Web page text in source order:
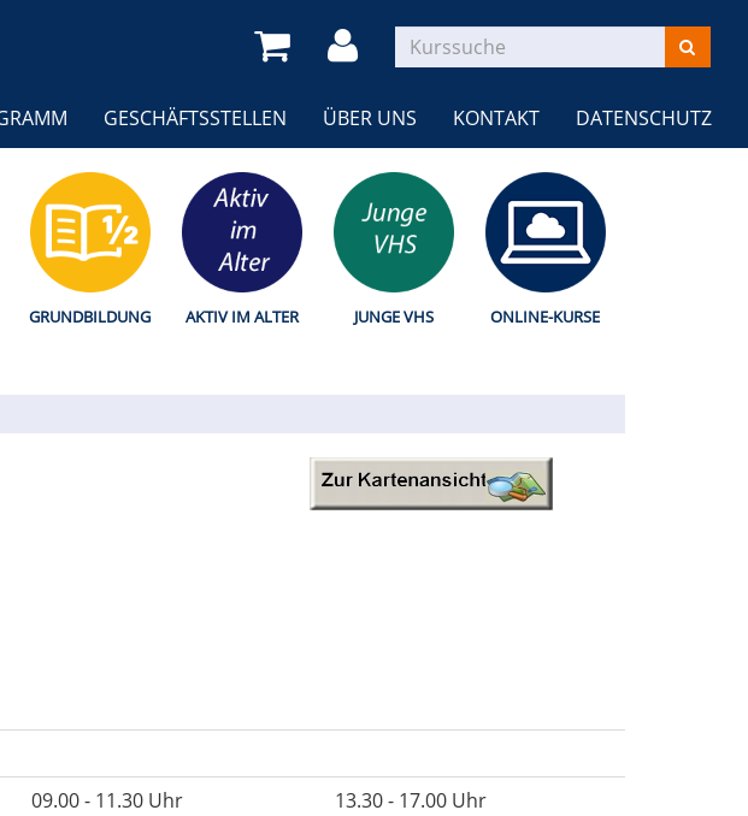
GESCHÄFTSSTELLEN ÜBER UNS KONTAKT DATENSCHUTZ
GRUNDBILDUNG AKTIV IM ALTER JUNGE VHS ONLINE-KURSE
09.00 - 11.30 Uhr
13.30 - 17.00 Uhr